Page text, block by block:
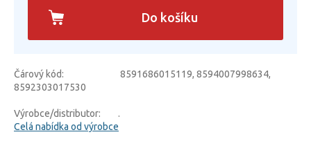
Do košíku
Čárový kód:
8591686015119, 8594007998634,
8592303017530
Výrobce/distributor:
.
Celá nabídka od výrobce